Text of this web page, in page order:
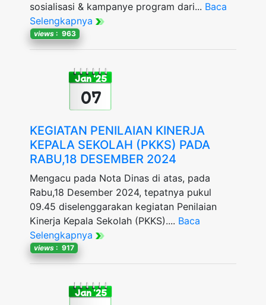
sosialisasi & kampanye program dari... Baca
Selengkapnya
views : 963
Jan '25
07
KEGIATAN PENILAIAN KINERJA
KEPALA SEKOLAH (PKKS) PADA
RABU,18 DESEMBER 2024
Mengacu pada Nota Dinas di atas, pada
Rabu,18 Desember 2024, tepatnya pukul
09.45 diselenggarakan kegiatan Penilaian
Kinerja Kepala Sekolah (PKKS).... Baca
Selengkapnya
views : 917
Jan '25